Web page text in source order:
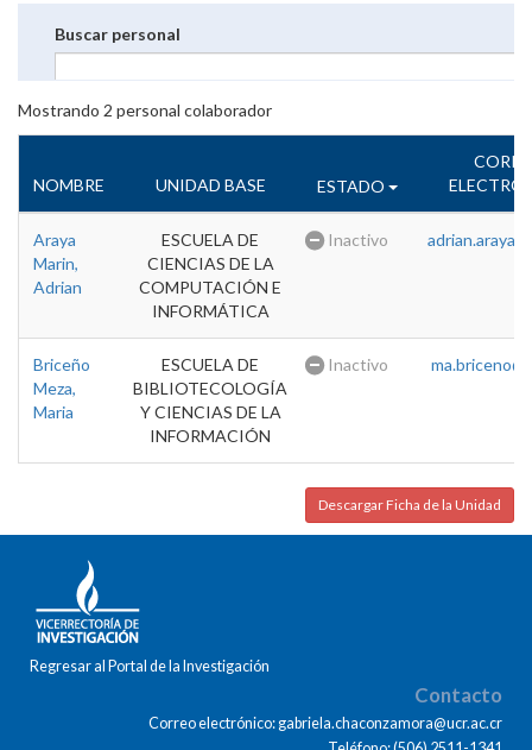
Buscar personal
Mostrando 2 personal colaborador
NOMBRE UNIDAD BASE ESTADO
Araya
Marin,
Adrian
ESCUELA DE
CIENCIAS DE LA
COMPUTACIÓN E
INFORMÁTICA
Inactivo
Briceño
Meza,
Maria
ESCUELA DE
BIBLIOTECOLOGÍA
Y CIENCIAS DE LA
INFORMACIÓN
Inactivo
Descargar Ficha de la Unidad
Regresar al Portal de la Investigación
Contacto
Correo electrónico: gabriela.chaconzamora@ucr.ac.cr